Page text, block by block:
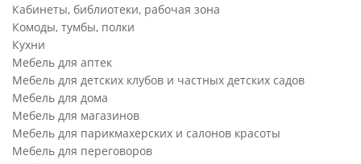
Кабинеты, библиотеки, рабочая зона
Комоды, тумбы, полки
Кухни
Мебель для аптек
Мебель для детских клубов и частных детских садов
Мебель для дома
Мебель для магазинов
Мебель для парикмахерских и салонов красоты
Мебель для переговоров